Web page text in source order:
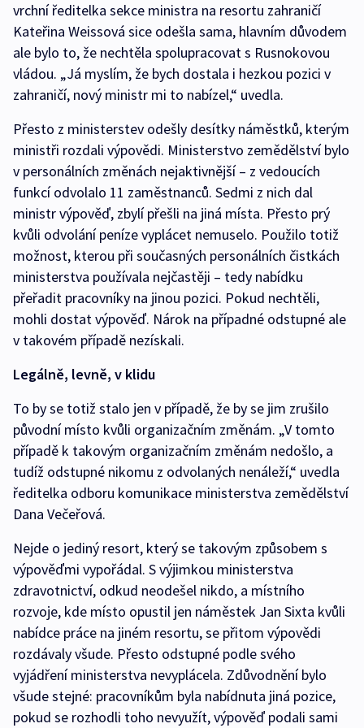
vrchní ředitelka sekce ministra na resortu zahraničí
Kateřina Weissová sice odešla sama, hlavním důvodem
ale bylo to, že nechtěla spolupracovat s Rusnokovou
vládou. „Já myslím, že bych dostala i hezkou pozici v
zahraničí, nový ministr mi to nabízel,“ uvedla.
Přesto z ministerstev odešly desítky náměstků, kterým
ministři rozdali výpovědi. Ministerstvo zemědělství bylo
v personálních změnách nejaktivnější – z vedoucích
funkcí odvolalo 11 zaměstnanců. Sedmi z nich dal
ministr výpověď, zbylí přešli na jiná místa. Přesto prý
kvůli odvolání peníze vyplácet nemuselo. Použilo totiž
možnost, kterou při současných personálních čistkách
ministerstva používala nejčastěji – tedy nabídku
přeřadit pracovníky na jinou pozici. Pokud nechtěli,
mohli dostat výpověď. Nárok na případné odstupné ale
v takovém případě nezískali.
Legálně, levně, v klidu
To by se totiž stalo jen v případě, že by se jim zrušilo
původní místo kvůli organizačním změnám. „V tomto
případě k takovým organizačním změnám nedošlo, a
tudíž odstupné nikomu z odvolaných nenáleží,“ uvedla
ředitelka odboru komunikace ministerstva zemědělství
Dana Večeřová.
Nejde o jediný resort, který se takovým způsobem s
výpověďmi vypořádal. S výjimkou ministerstva
zdravotnictví, odkud neodešel nikdo, a místního
rozvoje, kde místo opustil jen náměstek Jan Sixta kvůli
nabídce práce na jiném resortu, se přitom výpovědi
rozdávaly všude. Přesto odstupné podle svého
vyjádření ministerstva nevyplácela. Zdůvodnění bylo
všude stejné: pracovníkům byla nabídnuta jiná pozice,
pokud se rozhodli toho nevyužít, výpověď podali sami